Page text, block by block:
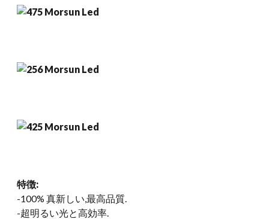
特徴:
-100% 真新しい,最高品質.
-超明るい光と高効率.